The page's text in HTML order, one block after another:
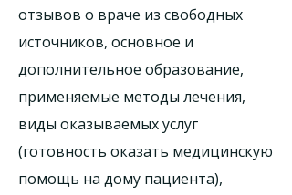
отзывов о враче из свободных
источников, основное и
дополнительное образование,
применяемые методы лечения,
виды оказываемых услуг
(готовность оказать медицинскую
помощь на дому пациента),